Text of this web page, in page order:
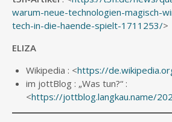
warum-neue-technologien-magisch-
tech-in-die-haende-spielt-1711253/>
ELIZA
Wikipedia : <https://
im jottBlog : „Was tun?“ :
<https://jottblog.langkau.name/